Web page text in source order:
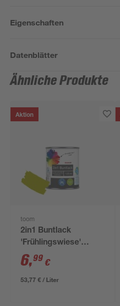
Eigenschaften
Datenblätter
Ähnliche Produkte
Aktion
toom
2in1 Buntlack
'Frühlingswiese'
limettengrün
seidenmatt 125 ml
6,99 €
53,77 € / Liter